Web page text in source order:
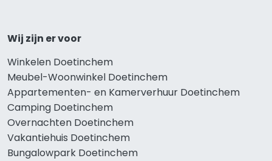
Wij zijn er voor
Winkelen Doetinchem
Meubel-Woonwinkel Doetinchem
Appartementen- en Kamerverhuur Doetinchem
Camping Doetinchem
Overnachten Doetinchem
Vakantiehuis Doetinchem
Bungalowpark Doetinchem